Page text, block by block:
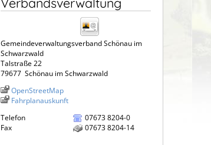
Gemeindeverwaltungsverband Schönau im
Schwarzwald
Talstraße 22
79677 Schönau im Schwarzwald
OpenStreetMap
Fahrplanauskunft
Telefon
07673 8204-0
Fax
07673 8204-14